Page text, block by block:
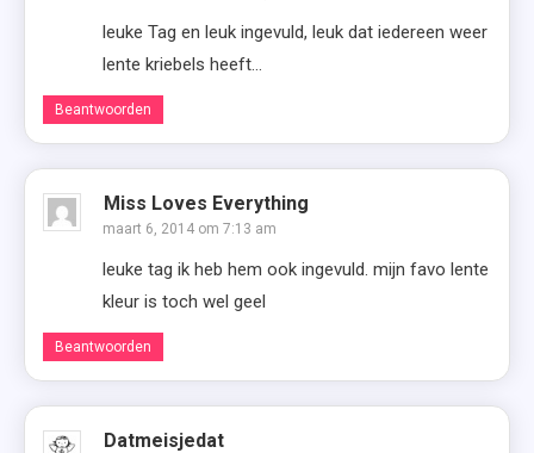
leuke Tag en leuk ingevuld, leuk dat iedereen weer
lente kriebels heeft…
Beantwoorden
Miss Loves Everything
maart 6, 2014 om 7:13 am
leuke tag ik heb hem ook ingevuld. mijn favo lente
kleur is toch wel geel
Beantwoorden
Datmeisjedat